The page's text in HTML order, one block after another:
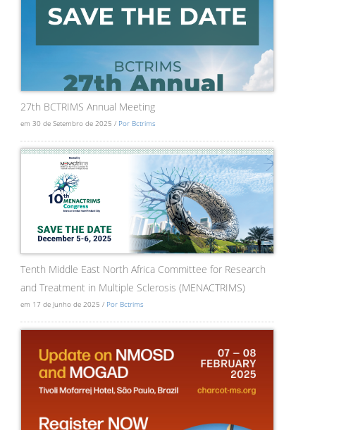
27th BCTRIMS Annual Meeting
em 30 de Setembro de 2025 / Por Bctrims
Tenth Middle East North Africa Committee for Research
and Treatment in Multiple Sclerosis (MENACTRIMS)
em 17 de Junho de 2025 / Por Bctrims